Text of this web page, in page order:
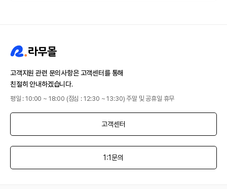
고객지원 관련 문의사항은 고객센터를 통해
친절히 안내하겠습니다.
평일 : 10:00 ~ 18:00 (점심 : 12:30 ~ 13:30) 주말 및 공휴일 휴무
고객센터
1:1문의